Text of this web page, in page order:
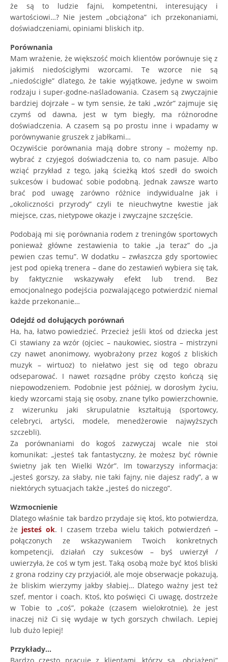
że są to ludzie fajni, kompetentni, interesujący i
wartościowi…? Nie jestem „obciążona” ich przekonaniami,
doświadczeniami, opiniami bliskich itp.
Porównania
Mam wrażenie, że większość moich klientów porównuje się z
jakimiś niedościgłymi wzorcami. Te wzorce nie są
„niedościgłe” dlatego, że takie wyjątkowe, jedyne w swoim
rodzaju i super-godne-naśladowania. Czasem są zwyczajnie
bardziej dojrzałe – w tym sensie, że taki „wzór” zajmuje się
czymś od dawna, jest w tym biegły, ma różnorodne
doświadczenia. A czasem są po prostu inne i wpadamy w
porównywanie gruszek z jabłkami…
Oczywiście porównania mają dobre strony – możemy np.
wybrać z czyjegoś doświadczenia to, co nam pasuje. Albo
wziąć przykład z tego, jaką ścieżką ktoś szedł do swoich
sukcesów i budować sobie podobną. Jednak zawsze warto
brać pod uwagę zarówno różnice indywidualne jak i
„okoliczności przyrody” czyli te nieuchwytne kwestie jak
miejsce, czas, nietypowe okazje i zwyczajne szczęście.
Podobają mi się porównania rodem z treningów sportowych
ponieważ główne zestawienia to takie „ja teraz” do „ja
pewien czas temu”. W dodatku – zwłaszcza gdy sportowiec
jest pod opieką trenera – dane do zestawień wybiera się tak,
by faktycznie wskazywały efekt lub trend. Bez
emocjonalnego podejścia pozwalającego potwierdzić niemal
każde przekonanie…
Odejdź od dołujących porównań
Ha, ha, łatwo powiedzieć. Przecież jeśli ktoś od dziecka jest
Ci stawiany za wzór (ojciec – naukowiec, siostra – mistrzyni
czy nawet anonimowy, wyobrażony przez kogoś z bliskich
muzyk – wirtuoz) to niełatwo jest się od tego obrazu
odseparować. I nawet rozsądne próby często kończą się
niepowodzeniem. Podobnie jest później, w dorosłym życiu,
kiedy wzorcami stają się osoby, znane tylko powierzchownie,
z wizerunku jaki skrupulatnie kształtują (sportowcy,
celebryci, artyści, modele, menedżerowie najwyższych
szczebli).
Za porównaniami do kogoś zazwyczaj wcale nie stoi
komunikat: „jesteś tak fantastyczny, że możesz być równie
świetny jak ten Wielki Wzór”. Im towarzyszy informacja:
„jesteś gorszy, za słaby, nie taki fajny, nie dajesz rady”, a w
niektórych sytuacjach także „jesteś do niczego”.
Wzmocnienie
Dlatego właśnie tak bardzo przydaje się ktoś, kto potwierdza,
że jesteś ok. I czasem trzeba wielu takich potwierdzeń –
połączonych ze wskazywaniem Twoich konkretnych
kompetencji, działań czy sukcesów – byś uwierzył /
uwierzyła, że coś w tym jest. Taką osobą może być ktoś bliski
z grona rodziny czy przyjaciół, ale moje obserwacje pokazują,
że bliskim wierzymy jakby słabiej… Dlatego ważny jest też
szef, mentor i coach. Ktoś, kto poświęci Ci uwagę, dostrzeże
w Tobie to „coś”, pokaże (czasem wielokrotnie), że jest
inaczej niż Ci się wydaje w tych gorszych chwilach. Lepiej
lub dużo lepiej!
Przykłady…